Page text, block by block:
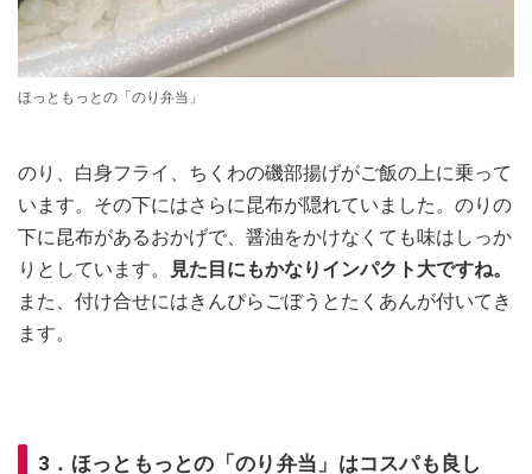
ほっともっとの「のり弁当」
のり、白身フライ、ちくわの磯部揚げがご飯の上に乗って
います。その下にはさらに昆布が隠れていました。のりの
下に昆布があるおかげで、醤油をかけなくても味はしっか
りとしています。
見た目にもかなりインパクト大ですね。
また、付け合せにはきんぴらごぼうとたくあんが付いてき
ます。
3．ほっともっとの「のり弁当」はコスパも良し